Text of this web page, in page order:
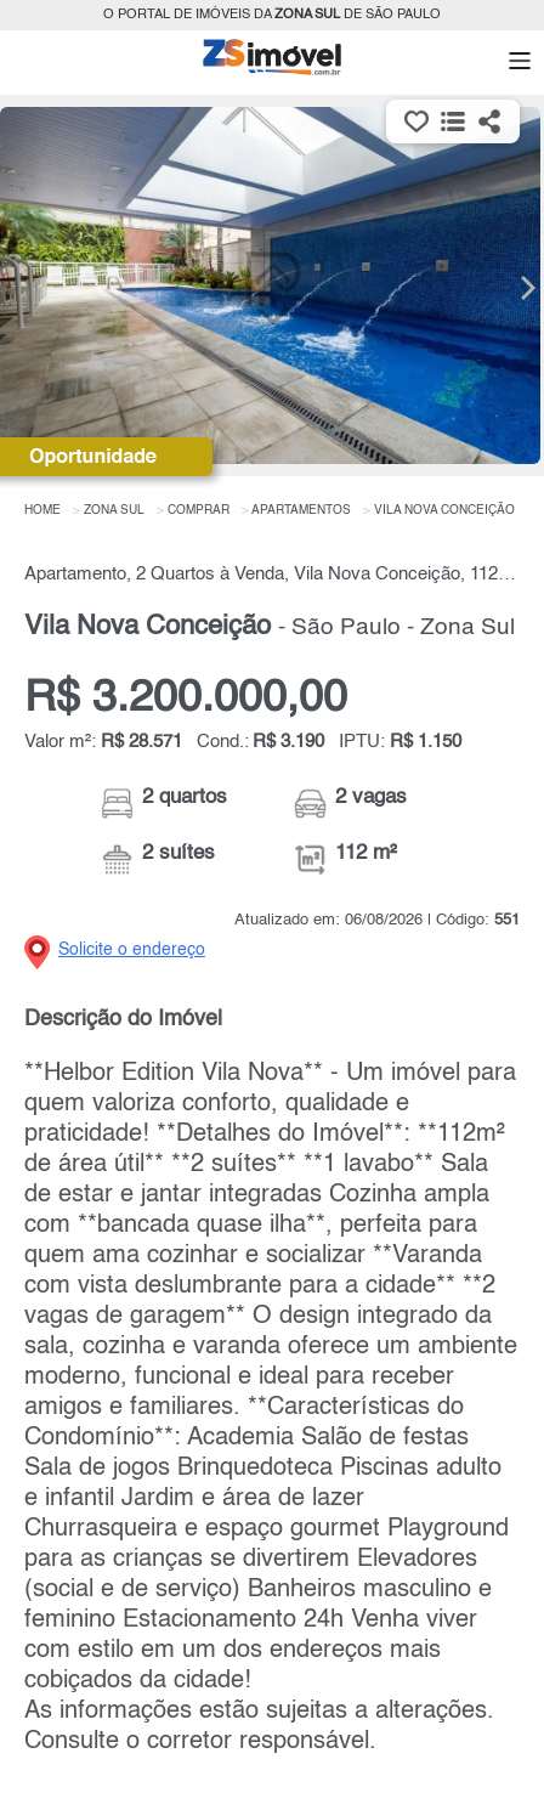
O PORTAL DE IMÓVEIS DAZONA SULDE SÃO PAULO
HOME ZONA SUL COMPRAR APARTAMENTOS VILA NOVA CONCEIÇÃO
Apartamento, 2 Quartos à Venda, Vila Nova Conceição, 112 m² por R$ 3.200.000,00
Vila Nova Conceição - São Paulo - Zona Sul
R$ 3.200.000,00
Valor m²: R$ 28.571 Cond.: R$ 3.190 IPTU: R$ 1.150
2 quartos
2 suítes
2 vagas
112 m²
Atualizado em: 06/08/2026 | Código: 551
Solicite o endereço
Descrição do Imóvel
**Helbor Edition Vila Nova** - Um imóvel para
quem valoriza conforto, qualidade e
praticidade! **Detalhes do Imóvel**: **112m²
de área útil** **2 suítes** **1 lavabo** Sala
de estar e jantar integradas Cozinha ampla
com **bancada quase ilha**, perfeita para
quem ama cozinhar e socializar **Varanda
com vista deslumbrante para a cidade** **2
vagas de garagem** O design integrado da
sala, cozinha e varanda oferece um ambiente
moderno, funcional e ideal para receber
amigos e familiares. **Características do
Condomínio**: Academia Salão de festas
Sala de jogos Brinquedoteca Piscinas adulto
e infantil Jardim e área de lazer
Churrasqueira e espaço gourmet Playground
para as crianças se divertirem Elevadores
(social e de serviço) Banheiros masculino e
feminino Estacionamento 24h Venha viver
com estilo em um dos endereços mais
cobiçados da cidade!
As informações estão sujeitas a alterações.
Consulte o corretor responsável.